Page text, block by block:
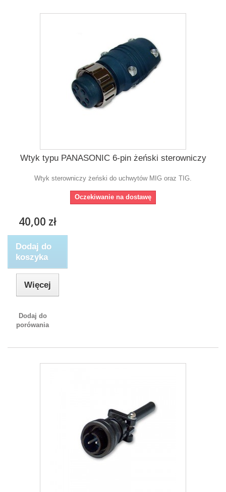
Wtyk typu PANASONIC 6-pin żeński sterowniczy
Wtyk sterowniczy żeński do uchwytów MIG oraz TIG.
Oczekiwanie na dostawę
40,00 zł
Dodaj do
koszyka
Więcej
Dodaj do
porówania